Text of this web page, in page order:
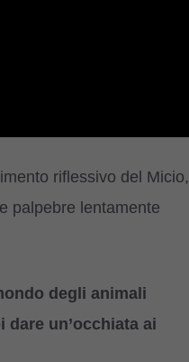
riflessivo del Micio,
palpebre lentamente
degli animali
dare un’occhiata ai